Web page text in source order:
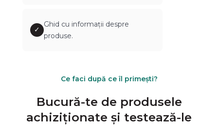
✓
Ghid cu informații despre
produse.
Ce faci după ce îl primești?
Bucură-te de produsele
achiziționate și testează-le